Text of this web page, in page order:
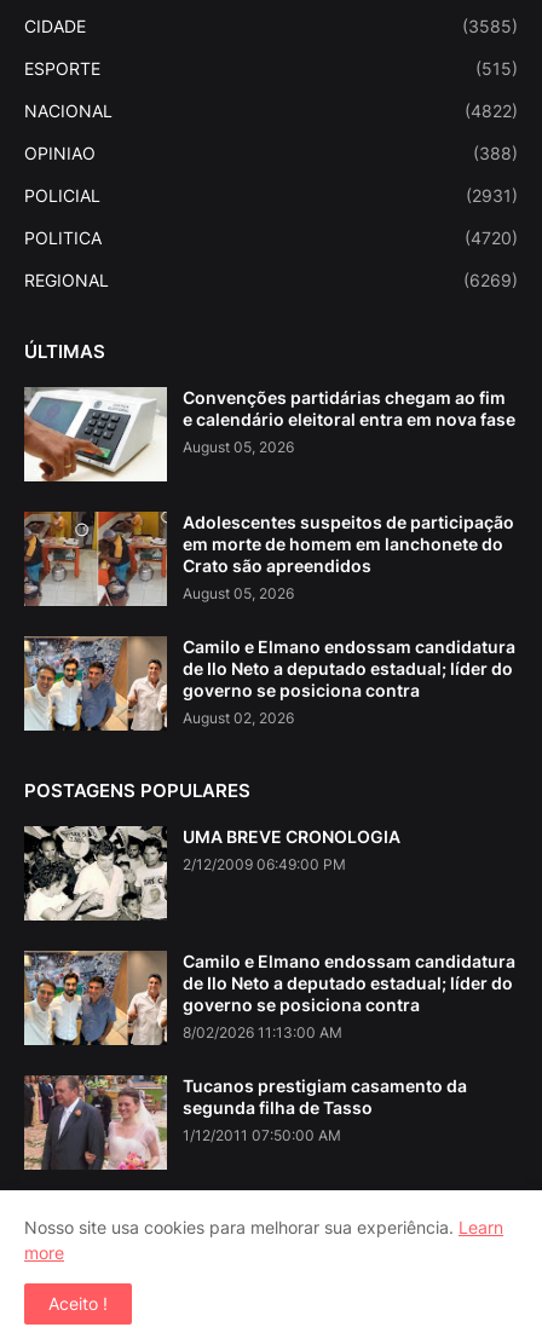
CIDADE (3585)
ESPORTE (515)
NACIONAL (4822)
OPINIAO (388)
POLICIAL (2931)
POLITICA (4720)
REGIONAL (6269)
ÚLTIMAS
Convenções partidárias chegam ao fim
e calendário eleitoral entra em nova fase
August 05, 2026
Adolescentes suspeitos de participação
em morte de homem em lanchonete do
Crato são apreendidos
August 05, 2026
Camilo e Elmano endossam candidatura
de Ilo Neto a deputado estadual; líder do
governo se posiciona contra
August 02, 2026
POSTAGENS POPULARES
UMA BREVE CRONOLOGIA
2/12/2009 06:49:00 PM
Camilo e Elmano endossam candidatura
de Ilo Neto a deputado estadual; líder do
governo se posiciona contra
8/02/2026 11:13:00 AM
Tucanos prestigiam casamento da
segunda filha de Tasso
1/12/2011 07:50:00 AM
Nosso site usa cookies para melhorar sua experiência. Learn
more
Aceito !